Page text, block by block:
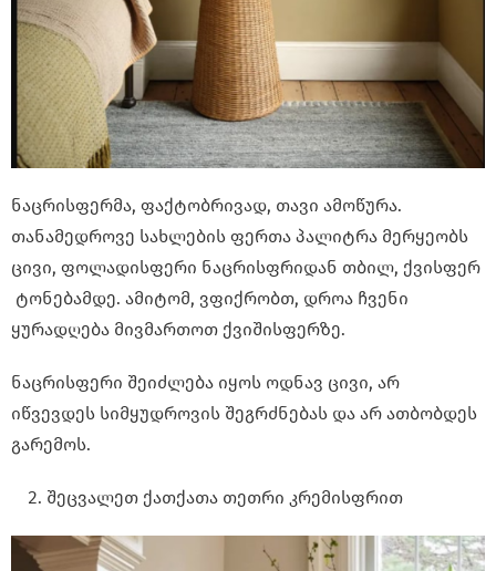
ნაცრისფერმა, ფაქტობრივად, თავი ამოწურა.
თანამედროვე სახლების ფერთა პალიტრა მერყეობს
ცივი, ფოლადისფერი ნაცრისფრიდან თბილ, ქვისფერ
ტონებამდე. ამიტომ, ვფიქრობთ, დროა ჩვენი
ყურადღება მივმართოთ ქვიშისფერზე.
ნაცრისფერი შეიძლება იყოს ოდნავ ცივი, არ
იწვევდეს სიმყუდროვის შეგრძნებას და არ ათბობდეს
გარემოს.
შეცვალეთ ქათქათა თეთრი კრემისფრით